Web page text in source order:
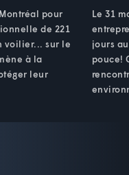
pour
de 221
voilier... sur le
à la
leur
Le 31
jours
pouce!